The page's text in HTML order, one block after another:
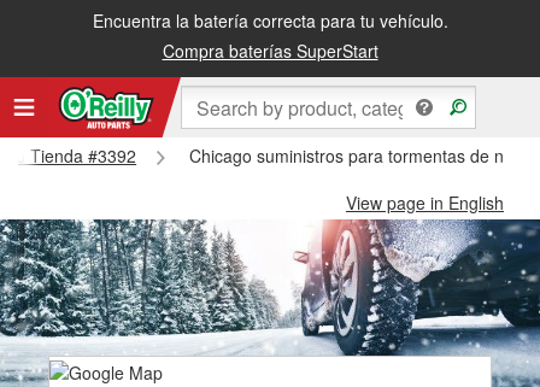
Encuentra la batería correcta para tu vehículo.
Compra baterías SuperStart
Tienda #3392
Chicago suministros para tormentas de
View page in English